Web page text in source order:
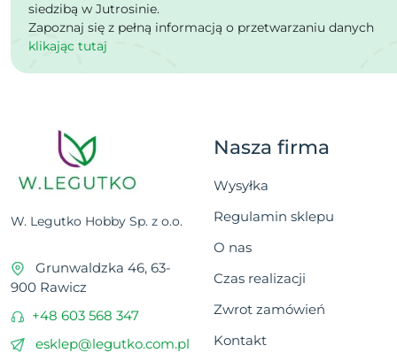
siedzibą w Jutrosinie.
Zapoznaj się z pełną informacją o przetwarzaniu danych
klikając tutaj
W. Legutko Hobby Sp. z o.o.
Grunwaldzka 46, 63-
900 Rawicz
+48 603 568 347
esklep@legutko.com.pl
Nasza firma
Wysyłka
Regulamin sklepu
O nas
Czas realizacji
Zwrot zamówień
Kontakt